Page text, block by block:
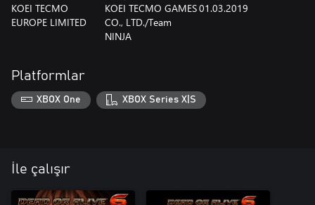
KOEI TECMO
EUROPE LIMITED
KOEI TECMO GAMES
CO., LTD./Team
NINJA
01.03.2019
Platformlar
XBOX One XBOX Series X|S
İle çalışır